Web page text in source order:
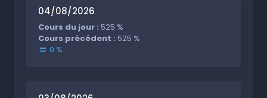
04/08/2026
Cours du jour : 525 %
Cours précédent : 525 %
0 %